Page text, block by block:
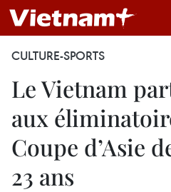
CULTURE-SPORTS
Le Vietnam
aux
Coupe d’Asie
23 ans